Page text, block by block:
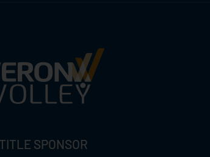
TITLE SPONSOR